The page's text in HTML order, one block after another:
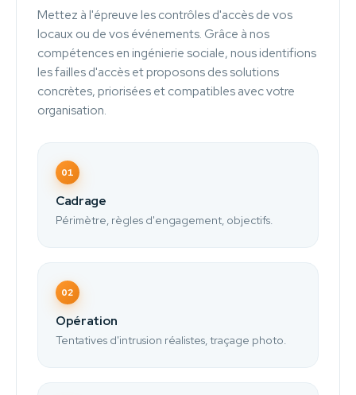
Mettez à l'épreuve les contrôles d'accès de vos
locaux ou de vos événements. Grâce à nos
compétences en ingénierie sociale, nous identifions
les failles d'accès et proposons des solutions
concrètes, priorisées et compatibles avec votre
organisation.
01
Cadrage
Périmètre, règles d'engagement, objectifs.
02
Opération
Tentatives d'intrusion réalistes, traçage photo.